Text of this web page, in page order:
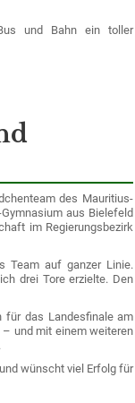
und Bahn ein toller
des Mauritius-
aus Bielefeld
im Regierungsbezirk
Team auf ganzer Linie.
drei Tore erzielte. Den
für das Landesfinale am
– und mit einem weiteren
wünscht viel Erfolg für